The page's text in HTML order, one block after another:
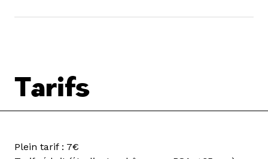
Tarifs
Plein tarif : 7€